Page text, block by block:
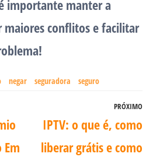
importante manter a
maiores conflitos e facilitar
negar seguradora seguro
Em
PRÓXIMO
IPTV: o que é, como
liberar grátis e como